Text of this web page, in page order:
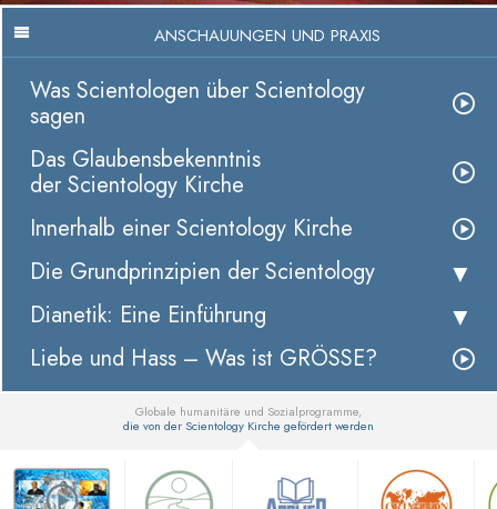
ANSCHAUUNGEN UND PRAXIS
Was Scientologen über Scientology
sagen
Das Glaubensbekenntnis
der Scientology Kirche
Innerhalb einer Scientology Kirche
Die Grundprinzipien der Scientology
Dianetik: Eine Einführung
Liebe und Hass – Was ist GRÖSSE?
Globale humanitäre und Sozialprogramme,
die von der Scientology Kirche gefördert werden